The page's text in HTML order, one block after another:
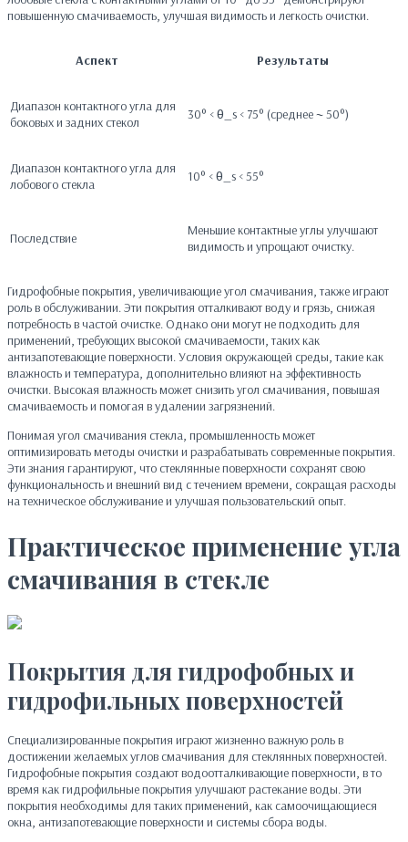
повышенную смачиваемость, улучшая видимость и легкость очистки.
Аспект Результаты
Диапазон контактного угла для
боковых и задних стекол
30° < θ_s < 75° (среднее ~ 50°)
Диапазон контактного угла для
лобового стекла
10° < θ_s < 55°
Последствие
Меньшие контактные углы улучшают
видимость и упрощают очистку.
Гидрофобные покрытия, увеличивающие угол смачивания, также играют
роль в обслуживании. Эти покрытия отталкивают воду и грязь, снижая
потребность в частой очистке. Однако они могут не подходить для
применений, требующих высокой смачиваемости, таких как
антизапотевающие поверхности. Условия окружающей среды, такие как
влажность и температура, дополнительно влияют на эффективность
очистки. Высокая влажность может снизить угол смачивания, повышая
смачиваемость и помогая в удалении загрязнений.
Понимая угол смачивания стекла, промышленность может
оптимизировать методы очистки и разрабатывать современные покрытия.
Эти знания гарантируют, что стеклянные поверхности сохранят свою
функциональность и внешний вид с течением времени, сокращая расходы
на техническое обслуживание и улучшая пользовательский опыт.
Практическое применение угла
смачивания в стекле
Покрытия для гидрофобных и
гидрофильных поверхностей
Специализированные покрытия играют жизненно важную роль в
достижении желаемых углов смачивания для стеклянных поверхностей.
Гидрофобные покрытия создают водоотталкивающие поверхности, в то
время как гидрофильные покрытия улучшают растекание воды. Эти
покрытия необходимы для таких применений, как самоочищающиеся
окна, антизапотевающие поверхности и системы сбора воды.